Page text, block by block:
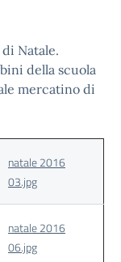
Natale.
della scuola
mercatino di
natale 2016
03.jpg
natale 2016
06.jpg